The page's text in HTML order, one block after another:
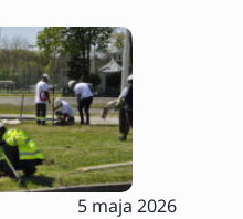
5 maja 2026